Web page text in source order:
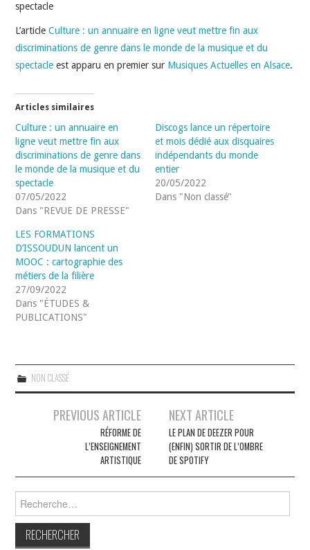
spectacle
L’articleCulture : un annuaire en ligne veut mettre fin aux
discriminations de genre dans le monde de la musique et du
spectacle est apparu en premier sur Musiques Actuelles en Alsace.
Articles similaires
Culture : un annuaire en
ligne veut mettre fin aux
discriminations de genre dans
le monde de la musique et du
spectacle
07/05/2022
Dans "REVUE DE PRESSE"
Discogs lance un répertoire
et mois dédié aux disquaires
indépendants du monde
entier
20/05/2022
Dans "Non classé"
LES FORMATIONS
D’ISSOUDUN lancent un
MOOC : cartographie des
métiers de la filière
27/09/2022
Dans "ÉTUDES &
PUBLICATIONS"
NON CLASSÉ
NavigationPREVIOUS ARTICLE
RÉFORME DE
L’ENSEIGNEMENT
ARTISTIQUE
NEXT ARTICLE
LE PLAN DE DEEZER POUR
(ENFIN) SORTIR DE L’OMBRE
DE SPOTIFY